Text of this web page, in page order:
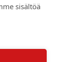
sisältöä